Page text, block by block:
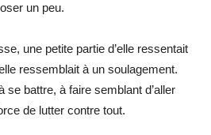
un peu.
une petite partie d’elle ressentait
ressemblait à un soulagement.
se battre, à faire semblant d’aller
de lutter contre tout.